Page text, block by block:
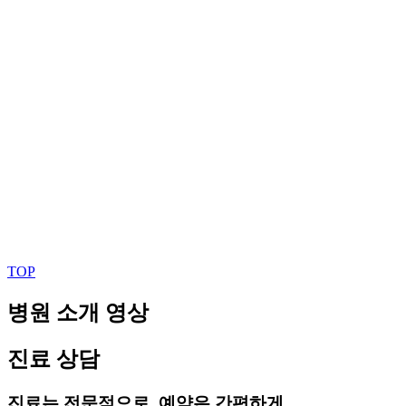
TOP
병원 소개 영상
진료 상담